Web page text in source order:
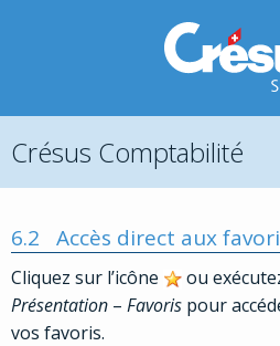
Crésus Comptabilité
6.2 Accès direct aux
Cliquez sur l’icône
ou
Présentation – Favoris pour
vos favoris.